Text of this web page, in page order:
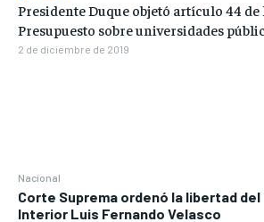
Nacional
Corte Suprema ordenó la libertad
Interior Luis Fernando Velasco
Presidente Duque objetó artículo 44 de
Presupuesto sobre universidades
2 de diciembre de 2019